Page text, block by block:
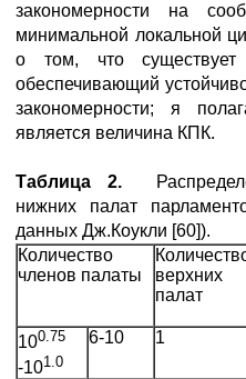
закономерности на
минимальной локальной
о том, что существует
обеспечивающий
закономерности; я
является величина КПК.
Таблица 2.
нижних палат
данных Дж.Коукли [60]).
Количество
членов палаты
верхних
палат
100.75
-101.0
6-10 1